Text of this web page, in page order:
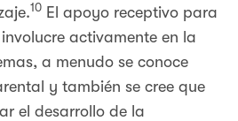
10 El apoyo receptivo para
activamente en la
a menudo se conoce
y también se cree que
el desarrollo de la